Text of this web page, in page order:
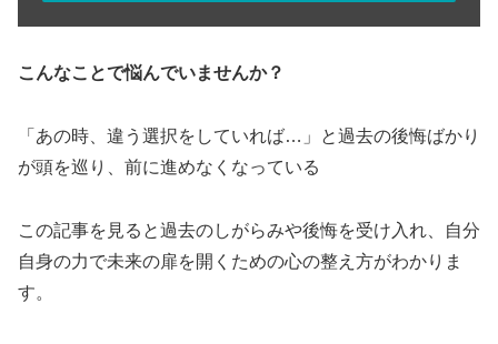
こんなことで悩んでいませんか？
「あの時、違う選択をしていれば…」と過去の後悔ばかり
が頭を巡り、前に進めなくなっている
この記事を見ると過去のしがらみや後悔を受け入れ、自分
自身の力で未来の扉を開くための心の整え方がわかりま
す。